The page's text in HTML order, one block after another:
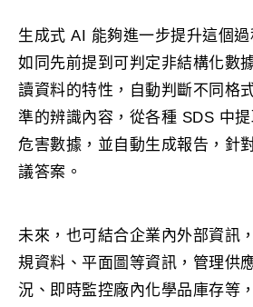
生成式 AI 能夠進一步提升這個過
如同先前提到可判定非結構化數
讀資料的特性，自動判斷不同格
準的辨識內容，從各種 SDS 中
危害數據，並自動生成報告，針
議答案。
未來，也可結合企業內外部資訊
規資料、平面圖等資訊，管理供
況、即時監控廠內化學品庫存等